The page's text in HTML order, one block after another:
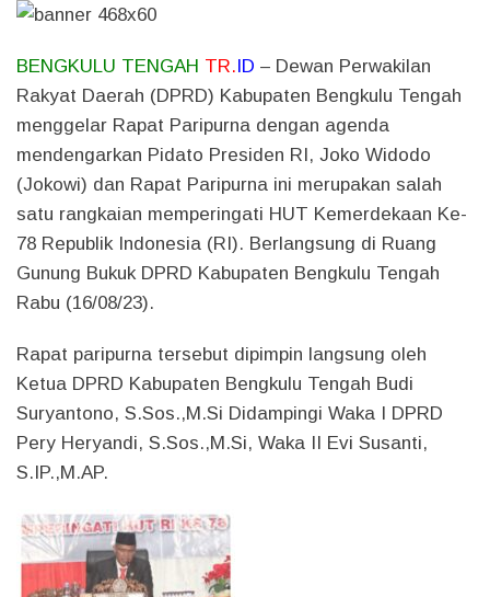
BENGKULU TENGAH TR.ID – Dewan Perwakilan
Rakyat Daerah (DPRD) Kabupaten Bengkulu Tengah
menggelar Rapat Paripurna dengan agenda
mendengarkan Pidato Presiden RI, Joko Widodo
(Jokowi) dan Rapat Paripurna ini merupakan salah
satu rangkaian memperingati HUT Kemerdekaan Ke-
78 Republik Indonesia (RI). Berlangsung di Ruang
Gunung Bukuk DPRD Kabupaten Bengkulu Tengah
Rabu (16/08/23).
Rapat paripurna tersebut dipimpin langsung oleh
Ketua DPRD Kabupaten Bengkulu Tengah Budi
Suryantono, S.Sos.,M.Si Didampingi Waka I DPRD
Pery Heryandi, S.Sos.,M.Si, Waka II Evi Susanti,
S.IP.,M.AP.